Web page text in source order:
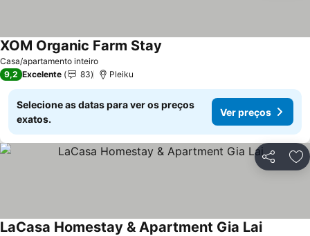
Casa/apartamento inteiro
XOM Organic Farm Stay
9,2 Excelente 83 Pleiku
Selecione as datas para ver os preços
exatos.
Ver preços
Partilhar
LaCasa Homestay & Apartment Gia Lai